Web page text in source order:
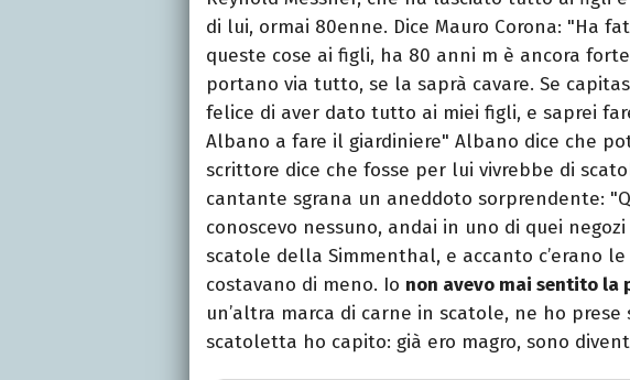
di lui, ormai 80enne. Dice Mauro Corona: "Ha
queste cose ai figli, ha 80 anni m è ancora
portano via tutto, se la saprà cavare. Se
felice di aver dato tutto ai miei figli, e saprei
Albano a fare il giardiniere" Albano dice che
scrittore dice che fosse per lui vivrebbe di
cantante sgrana un aneddoto sorprendente:
conoscevo nessuno, andai in uno di quei
scatole della Simmenthal, e accanto c’erano
costavano di meno. Io non avevo mai sentito la
un’altra marca di carne in scatole, ne ho
scatoletta ho capito: già ero magro, sono